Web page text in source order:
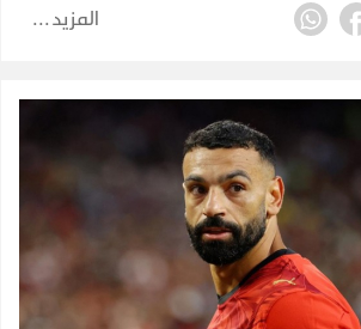
استنزاف رئيسية لتدفقات الهجرة
المزيد